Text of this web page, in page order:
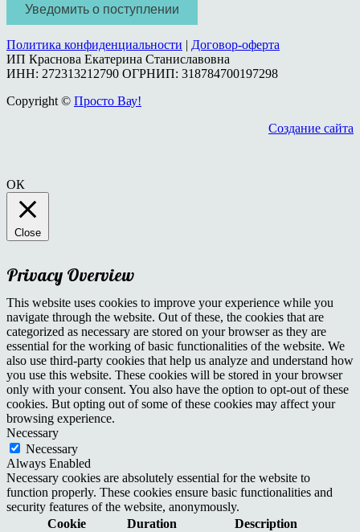
Уведомить о поступлении
Политика конфиденциальности | Договор-оферта
ИП Краснова Екатерина Станиславовна
ИНН: 272313212790 ОГРНИП: 318784700197298
Copyright © Просто Вау!
Создание сайта
ОК
Close
Privacy Overview
This website uses cookies to improve your experience while you
navigate through the website. Out of these, the cookies that are
categorized as necessary are stored on your browser as they are
essential for the working of basic functionalities of the website. We
also use third-party cookies that help us analyze and understand how
you use this website. These cookies will be stored in your browser
only with your consent. You also have the option to opt-out of these
cookies. But opting out of some of these cookies may affect your
browsing experience.
Necessary
Necessary
Always Enabled
Necessary cookies are absolutely essential for the website to
function properly. These cookies ensure basic functionalities and
security features of the website, anonymously.
Cookie
Duration Description